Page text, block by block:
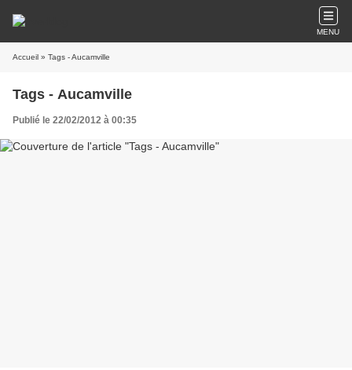
MENU
Accueil » Tags - Aucamville
Tags - Aucamville
Publié le 22/02/2012 à 00:35